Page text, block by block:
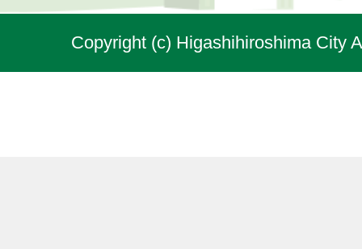
Copyright (c) Higashihiroshima City